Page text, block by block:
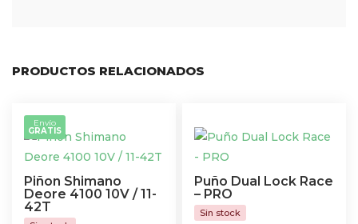
PRODUCTOS RELACIONADOS
Piñon Shimano
Deore 4100 10V / 11-
42T
Envío
GRATIS
Puño Dual Lock Race
– PRO